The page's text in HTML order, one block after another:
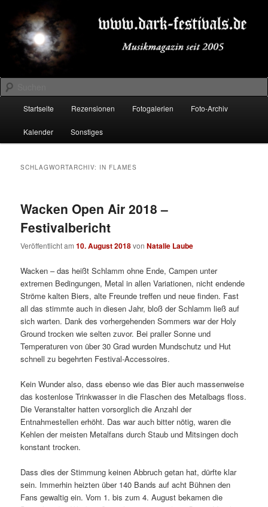
primären
Inhalt
springen
sekundären
Inhalt
springenDARK-FESTIVALS.DE
Suchen
Startseite Rezensionen Fotogalerien Foto-Archiv
Kalender Sonstiges
SCHLAGWORTARCHIV: IN FLAMES
Wacken Open Air 2018 –
Festivalbericht
Veröffentlicht am10. August 2018vonNatalie Laube
Wacken – das heißt Schlamm ohne Ende, Campen unter
extremen Bedingungen, Metal in allen Variationen, nicht endende
Ströme kalten Biers, alte Freunde treffen und neue finden. Fast
all das stimmte auch in diesen Jahr, bloß der Schlamm ließ auf
sich warten. Dank des vorhergehenden Sommers war der Holy
Ground trocken wie selten zuvor. Bei praller Sonne und
Temperaturen von über 30 Grad wurden Mundschutz und Hut
schnell zu begehrten Festival-Accessoires.
Kein Wunder also, dass ebenso wie das Bier auch massenweise
das kostenlose Trinkwasser in die Flaschen des Metalbags floss.
Die Veranstalter hatten vorsorglich die Anzahl der
Entnahmestellen erhöht. Das war auch bitter nötig, waren die
Kehlen der meisten Metalfans durch Staub und Mitsingen doch
konstant trocken.
Dass dies der Stimmung keinen Abbruch getan hat, dürfte klar
sein. Immerhin heizten über 140 Bands auf acht Bühnen den
Fans gewaltig ein. Vom 1. bis zum 4. August bekamen die